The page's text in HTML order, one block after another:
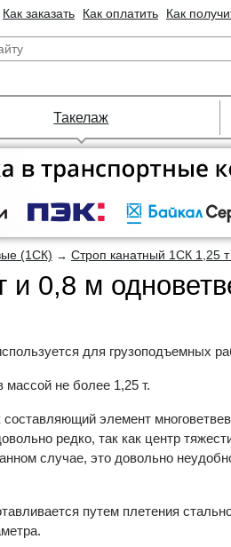
Как заказать Как оплатить Как
Такелаж
(1СК) → Строп канатный 1СК 1,25
0,8 м
для грузоподъемных
не более 1,25 т.
элемент
редко, так как центр
случае, это довольно
путем плетения